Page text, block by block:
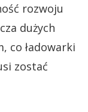
rozwoju
dużych
co ładowarki
zostać